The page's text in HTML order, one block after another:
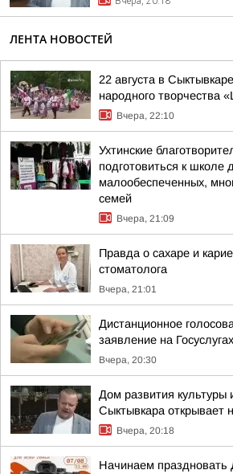
ЛЕНТА НОВОСТЕЙ
22 августа в
народного творчества
Вчера, 22:10
Ухтинские
подготовиться к школе
малообеспеченных,
семей
Вчера, 21:09
Правда о сахаре и
стоматолога
Вчера, 21:01
Дистанционное
заявление на
Вчера, 20:30
Дом развития культуры
Сыктывкара открывает
Вчера, 20:18
Начинаем праздновать